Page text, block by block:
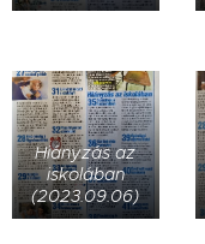
Hiányzás az
iskolában
(2023.09.06)